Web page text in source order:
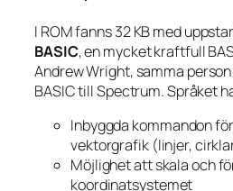
I ROM fanns 32 KB med
BASIC, en mycket kraftfull
Andrew Wright, samma
BASIC till Spectrum. Språket
Inbyggda kommandon
vektorgrafik (linjer,
Möjlighet att skala och
koordinatsystemet